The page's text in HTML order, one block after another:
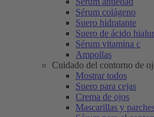
Sérum colágeno
Suero hidratante
Suero de ácido
Sérum vitamina c
Ampollas
Cuidado del contorno de
Mostrar todos
Suero para cejas
Crema de ojos
Mascarillas y